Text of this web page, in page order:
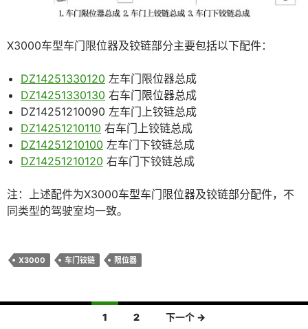
X3000车型车门限位器及铰链部分主要包括以下配件：
DZ14251330120 左车门限位器总成
DZ14251330130 右车门限位器总成
DZ14251210090 左车门上铰链总成
DZ14251210110 右车门上铰链总成
DZ14251210100 左车门下铰链总成
DZ14251210120 右车门下铰链总成
注：上述配件为X3000车型车门限位器及铰链部分配件，不
同类型的驾驶室均一致。
X3000 车门铰链 限位器
1 2 下一个 →